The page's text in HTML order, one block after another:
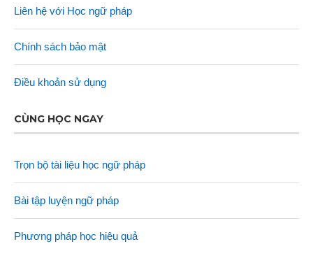
Liên hệ với Học ngữ pháp
Chính sách bảo mật
Điều khoản sử dụng
CÙNG HỌC NGAY
Trọn bộ tài liệu học ngữ pháp
Bài tập luyện ngữ pháp
Phương pháp học hiệu quả